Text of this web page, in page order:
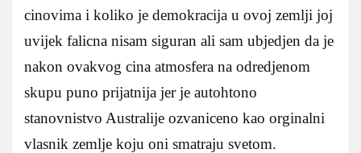
cinovima i koliko je demokracija u ovoj zemlji joj
uvijek falicna nisam siguran ali sam ubjedjen da je
nakon ovakvog cina atmosfera na odredjenom
skupu puno prijatnija jer je autohtono
stanovnistvo Australije ozvaniceno kao orginalni
vlasnik zemlje koju oni smatraju svetom.